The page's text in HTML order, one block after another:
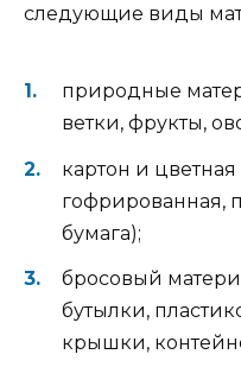
следующие виды
природные
ветки, фрукты,
картон и цветная
гофрированная,
бумага);
бросовый
бутылки,
крышки,